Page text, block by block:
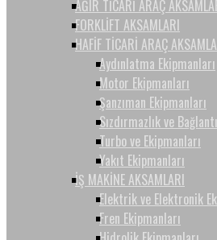
AĞIR TİCARİ ARAÇ
FORKLİFT AKSAMLARI
HAFİF TİCARİ ARAÇ
Aydınlatma Ekipmanları
Motor Ekipmanları
Şanzıman Ekipmanları
Sızdırmazlık ve
Turbo ve Ekipmanları
Yakıt Ekipmanları
İŞ MAKİNE AKSAMLARI
Elektrik ve Elektronik
Fren Ekipmanları